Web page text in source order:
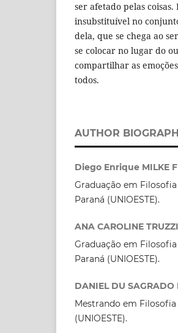
ser afetado pelas
insubstituível no
dela, que se chega ao
se colocar no lugar do
compartilhar as
todos.
AUTHOR
Diego Enrique MILKE
Graduação em
Paraná (UNIOESTE).
ANA CAROLINE
Graduação em
Paraná (UNIOESTE).
DANIEL DU SAGRADO
Mestrando em
(UNIOESTE).